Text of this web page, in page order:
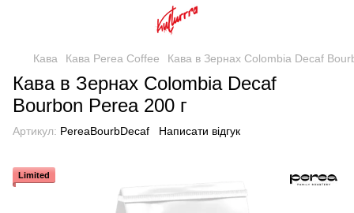
Кава Кава Perea Coffee Кава в Зернах Colombia Decaf
Кава в Зернах Colombia Decaf
Bourbon Perea 200 г
Артикул: PereaBourbDecaf Написати відгук
Limited